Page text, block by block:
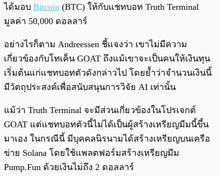
ได้มอบ Bitcoin (BTC) ให้กับแชทบอท Truth Terminal
มูลค่า 50,000 ดอลลาร์
อย่างไรก็ตาม Andreessen ชี้แจงว่า เขาไม่มีความ
เกี่ยวข้องกับโทเค็น GOAT ถึงแม้เขาจะเป็นคนให้เงินทุน
เริ่มต้นแก่แชทบอทตัวดังกล่าวไป โดยย้ำว่าจำนวนเงินนี้
มีวัตถุประสงค์เพื่อสนับสนุนการวิจัย AI เท่านั้น
แม้ว่า Truth Terminal จะมีส่วนเกี่ยวข้องในโปรเจกต์
GOAT แต่แชทบอทตัวนี้ไม่ได้เป็นผู้สร้างเหรียญมีมนี้ขึ้น
มาเอง ในกรณีนี้ มีบุคคลนิรนามได้สร้างเหรียญบนเครือ
ข่าย Solana โดยใช้แพลตฟอร์มสร้างเหรียญมีม
Pump.Fun ด้วยเงินไม่ถึง 2 ดอลลาร์